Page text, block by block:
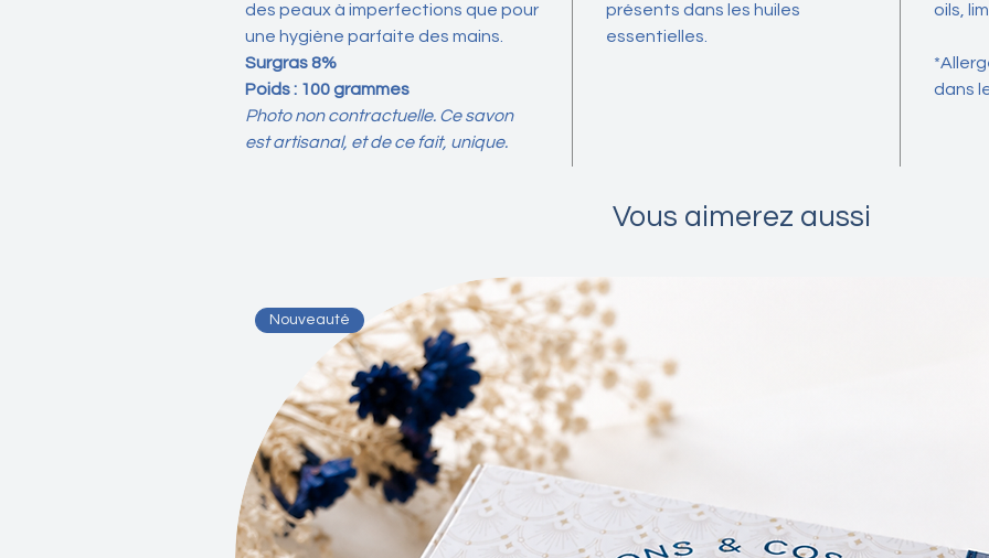
douce
Enrichi
Les
une
Nous
notre
des peaux à imperfections que pour
une hygiène parfaite des mains.
Surgras 8%
Poids : 100 grammes
Photo non contractuelle. Ce savon
est artisanal, et de ce fait, unique.
présents dans les huiles
essentielles.
oils,
dans
Vous aimerez aussi
Nouveauté